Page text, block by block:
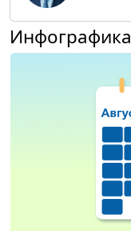
Инфографика